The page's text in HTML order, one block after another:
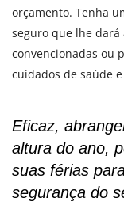
orçamento. Tenha
seguro que lhe dará
convencionadas ou
cuidados de saúde
Eficaz,
altura do ano,
suas férias
segurança do